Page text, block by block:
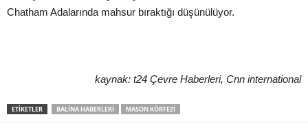
Chatham Adalarında mahsur bıraktığı düşünülüyor.
kaynak: t24 Çevre Haberleri, Cnn international
ETIKETLER BALINA HABERLERI MASON KÖRFEZI